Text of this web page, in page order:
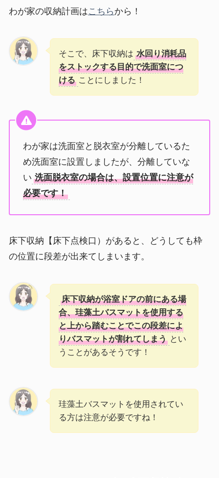
わが家の収納計画はこちら から！
そこで、床下収納は 水回り消耗品
をストックする目的で洗面室につ
ける ことにしました！
わが家は洗面室と脱衣室が分離しているた
め洗面室に設置しましたが、分離していな
い 洗面脱衣室の場合は、設置位置に注意が
必要です！
床下収納【床下点検口）があると、どうしても枠
の位置に段差が出来てしまいます。
床下収納が浴室ドアの前にある場
合、珪藻土バスマットを使用する
と上から踏むことでこの段差によ
りバスマットが割れてしまう とい
うことがあるそうです！
珪藻土バスマットを使用されてい
る方は注意が必要ですね！